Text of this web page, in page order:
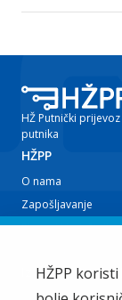
HŽ Putnički
putnika
HŽPP
O nama
Zapošljavanje
Planovi i izvještaji
Iz tvrtke
HŽPP